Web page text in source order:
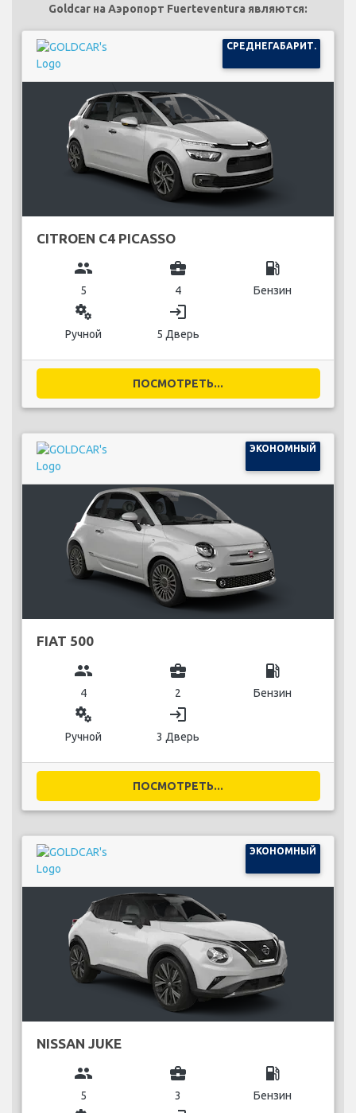
Goldcar на Аэропорт Fuerteventura являются:
СРЕДНЕГАБАРИТ.
CITROEN C4 PICASSO
group
5
business_center
4
local_gas_station
Бензин
miscellaneous_services
Ручной
login
5 Дверь
ПОСМОТРЕТЬ...
ЭКОНОМНЫЙ
FIAT 500
group
4
business_center
2
local_gas_station
Бензин
miscellaneous_services
Ручной
login
3 Дверь
ПОСМОТРЕТЬ...
ЭКОНОМНЫЙ
NISSAN JUKE
group
5
business_center
3
local_gas_station
Бензин